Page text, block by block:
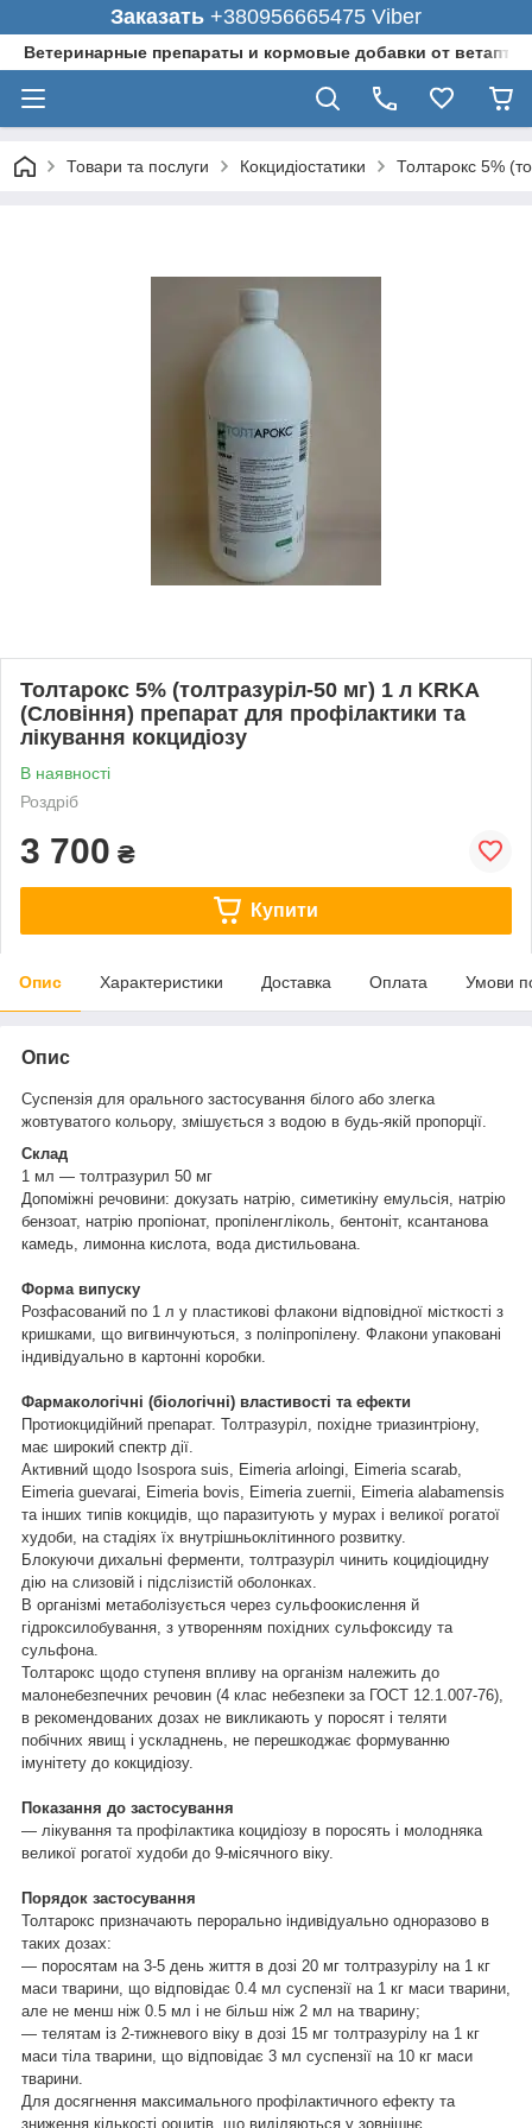
Заказать +380956665475 Viber
Ветеринарные препараты и кормовые добавки от
Товари та послуги Кокцидіостатики Толтарокс 5%
Толтарокс 5% (толтразуріл-50 мг) 1 л KRKA
(Словіння) препарат для профілактики та
лікування кокцидіозу
В наявності
Роздріб
3 700 ₴
Купити
Опис Характеристики Доставка Оплата Умови
Опис
Суспензія для орального застосування білого або злегка
жовтуватого кольору, змішується з водою в будь-якій пропорції.
Склад
1 мл ― толтразурил 50 мг
Допоміжні речовини: докузать натрію, симетикіну емульсія, натрію
бензоат, натрію пропіонат, пропіленгліколь, бентоніт, ксантанова
камедь, лимонна кислота, вода дистильована.
Форма випуску
Розфасований по 1 л у пластикові флакони відповідної місткості з
кришками, що вигвинчуються, з поліпропілену. Флакони упаковані
індивідуально в картонні коробки.
Фармакологічні (біологічні) властивості та ефекти
Протиокцидійний препарат. Толтразуріл, похідне триазинтріону,
має широкий спектр дії.
Активний щодо Isospora suis, Eimeria arloingi, Eimeria scarab,
Eimeria guevarai, Eimeria bovis, Eimeria zuernii, Eimeria alabamensis
та інших типів кокцидів, що паразитують у мурах і великої рогатої
худоби, на стадіях їх внутрішньоклітинного розвитку.
Блокуючи дихальні ферменти, толтразуріл чинить коцидіоцидну
дію на слизовій і підслізистій оболонках.
В організмі метаболізується через сульфоокислення й
гідроксилобування, з утворенням похідних сульфоксиду та
сульфона.
Толтарокс щодо ступеня впливу на організм належить до
малонебезпечних речовин (4 клас небезпеки за ГОСТ 12.1.007-76),
в рекомендованих дозах не викликають у поросят і теляти
побічних явищ і ускладнень, не перешкоджає формуванню
імунітету до кокцидіозу.
Показання до застосування
— лікування та профілактика коцидіозу в поросять і молодняка
великої рогатої худоби до 9-місячного віку.
Порядок застосування
Толтарокс призначають перорально індивідуально одноразово в
таких дозах:
— поросятам на 3-5 день життя в дозі 20 мг толтразурілу на 1 кг
маси тварини, що відповідає 0.4 мл суспензії на 1 кг маси тварини,
але не менш ніж 0.5 мл і не більш ніж 2 мл на тварину;
— телятам із 2-тижневого віку в дозі 15 мг толтразурілу на 1 кг
маси тіла тварини, що відповідає 3 мл суспензії на 10 кг маси
тварини.
Для досягнення максимального профілактичного ефекту та
зниження кількості ооцитів, що виділяються у зовнішнє